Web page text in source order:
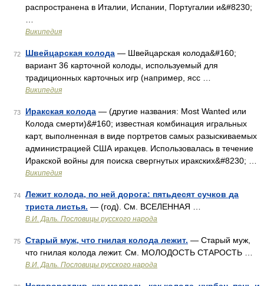
распространена в Италии, Испании, Португалии и&#8230;
Википедия
72 Швейцарская колода — Швейцарская колода&#160;
вариант 36 карточной колоды, используемый для
традиционных карточных игр (например, ясс …
Википедия
73 Иракская колода — (другие названия: Most Wanted или
Колода смерти)&#160; известная комбинация игральных
карт, выполненная в виде портретов самых разыскиваемых
администрацией США иракцев. Использовалась в течение
Иракской войны для поиска свергнутых иракских&#8230; …
Википедия
74
Лежит колода, по ней дорога: пятьдесят сучков да
триста листья. — (год). См. ВСЕЛЕННАЯ …
В.И. Даль. Пословицы русского народа
75 Старый муж, что гнилая колода лежит. — Старый муж,
что гнилая колода лежит. См. МОЛОДОСТЬ СТАРОСТЬ …
В.И. Даль. Пословицы русского народа